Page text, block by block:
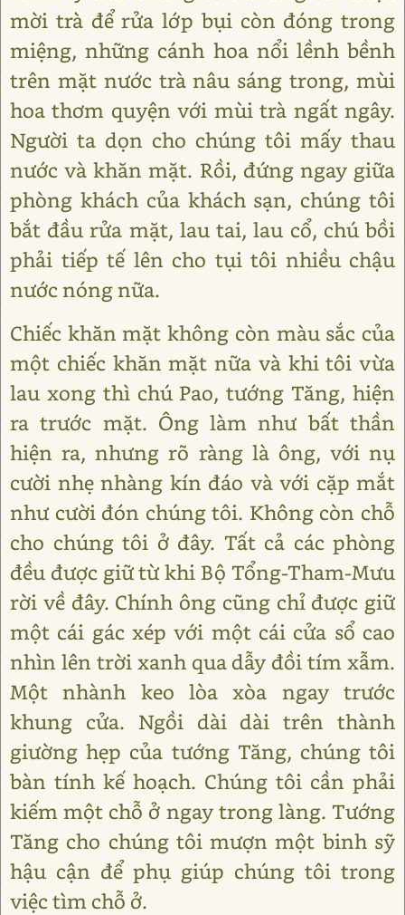
mời trà để rửa lớp bụi còn đóng trong
miệng, những cánh hoa nổi lềnh bềnh
trên mặt nước trà nâu sáng trong, mùi
hoa thơm quyện với mùi trà ngất ngây.
Người ta dọn cho chúng tôi mấy thau
nước và khăn mặt. Rồi, đứng ngay giữa
phòng khách của khách sạn, chúng tôi
bắt đầu rửa mặt, lau tai, lau cổ, chú bồi
phải tiếp tế lên cho tụi tôi nhiều chậu
nước nóng nữa.
Chiếc khăn mặt không còn màu sắc của
một chiếc khăn mặt nữa và khi tôi vừa
lau xong thì chú Pao, tướng Tăng, hiện
ra trước mặt. Ông làm như bất thần
hiện ra, nhưng rõ ràng là ông, với nụ
cười nhẹ nhàng kín đáo và với cặp mắt
như cười đón chúng tôi. Không còn chỗ
cho chúng tôi ở đây. Tất cả các phòng
đều được giữ từ khi Bộ Tổng-Tham-Mưu
rời về đây. Chính ông cũng chỉ được giữ
một cái gác xép với một cái cửa sổ cao
nhìn lên trời xanh qua dẫy đồi tím xẫm.
Một nhành keo lòa xòa ngay trước
khung cửa. Ngồi dài dài trên thành
giường hẹp của tướng Tăng, chúng tôi
bàn tính kế hoạch. Chúng tôi cần phải
kiếm một chỗ ở ngay trong làng. Tướng
Tăng cho chúng tôi mượn một binh sỹ
hậu cận để phụ giúp chúng tôi trong
việc tìm chỗ ở.